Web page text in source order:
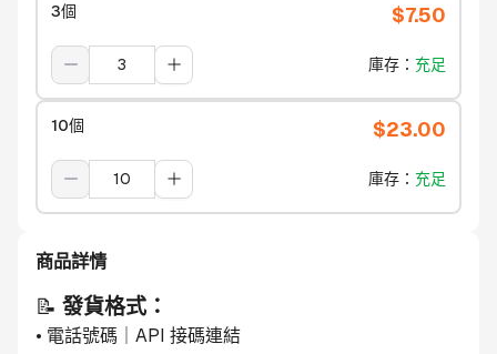
3個 $7.50
庫存 ： 充足
10個 $23.00
庫存 ： 充足
商品詳情
📝 發貨格式：
• 電話號碼｜API 接碼連結